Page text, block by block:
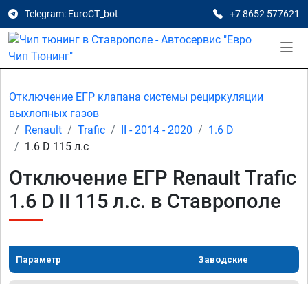
Telegram: EuroCT_bot +7 8652 577621
Отключение ЕГР клапана системы рециркуляции
выхлопных газов
Renault
Trafic II - 2014 - 2020
1.6 D
1.6 D 115 л.с
Отключение ЕГР Renault Trafic
1.6 D II 115 л.с. в Ставрополе
Параметр Заводские